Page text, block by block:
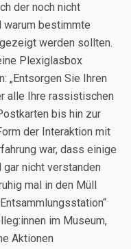
der noch nicht
warum bestimmte
werden sollten.
Plexiglasbox
„Entsorgen Sie Ihren
alle Ihre rassistischen
bis hin zur
der Interaktion mit
war, dass einige
nicht verstanden
mal in den Müll
im Museum,
Aktionen